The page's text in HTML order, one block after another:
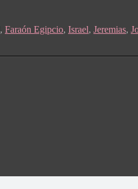
, Faraón Egipcio, Israel, Jeremias,